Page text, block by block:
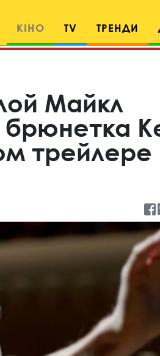
КІНО TV ТРЕНДИ
Майкл
трейлере